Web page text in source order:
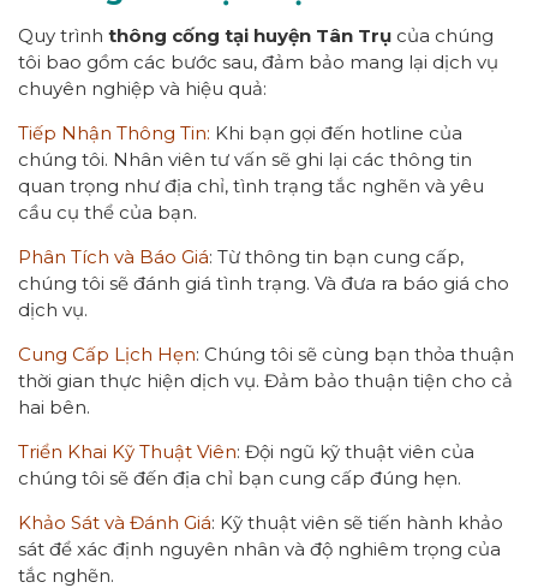
Quy trình thông cống tại huyện Tân Trụ của chúng
tôi bao gồm các bước sau, đảm bảo mang lại dịch vụ
chuyên nghiệp và hiệu quả:
Tiếp Nhận Thông Tin: Khi bạn gọi đến hotline của
chúng tôi. Nhân viên tư vấn sẽ ghi lại các thông tin
quan trọng như địa chỉ, tình trạng tắc nghẽn và yêu
cầu cụ thể của bạn.
Phân Tích và Báo Giá: Từ thông tin bạn cung cấp,
chúng tôi sẽ đánh giá tình trạng. Và đưa ra báo giá cho
dịch vụ.
Cung Cấp Lịch Hẹn: Chúng tôi sẽ cùng bạn thỏa thuận
thời gian thực hiện dịch vụ. Đảm bảo thuận tiện cho cả
hai bên.
Triển Khai Kỹ Thuật Viên: Đội ngũ kỹ thuật viên của
chúng tôi sẽ đến địa chỉ bạn cung cấp đúng hẹn.
Khảo Sát và Đánh Giá: Kỹ thuật viên sẽ tiến hành khảo
sát để xác định nguyên nhân và độ nghiêm trọng của
tắc nghẽn.